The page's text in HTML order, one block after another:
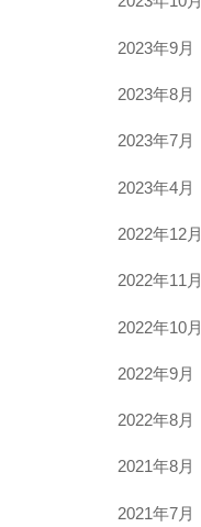
2023年9月
2023年8月
2023年7月
2023年4月
2022年12月
2022年11月
2022年10月
2022年9月
2022年8月
2021年8月
2021年7月